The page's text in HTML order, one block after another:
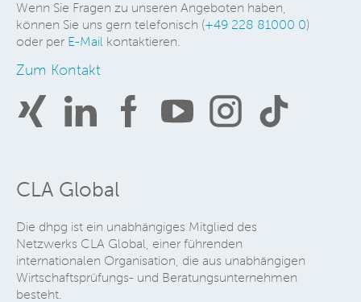
Wenn Sie Fragen zu unseren Angeboten haben,
können Sie uns gern telefonisch (+49 228 81000 0)
oder per E-Mail kontaktieren.
Zum Kontakt
CLA Global
Die dhpg ist ein unabhängiges Mitglied des
Netzwerks CLA Global, einer führenden
internationalen Organisation, die aus unabhängigen
Wirtschaftsprüfungs- und Beratungsunternehmen
besteht.